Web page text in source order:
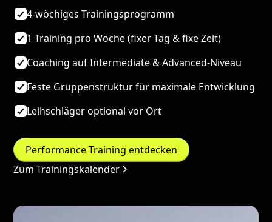
4-wöchiges Trainingsprogramm
1 Training pro Woche (fixer Tag & fixe Zeit)
Coaching auf Intermediate & Advanced-Niveau
Feste Gruppenstruktur für maximale Entwicklung
Leihschläger optional vor Ort
Performance Training entdecken
Zum Trainingskalender